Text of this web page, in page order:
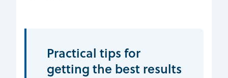
Practical tips for
getting the best results